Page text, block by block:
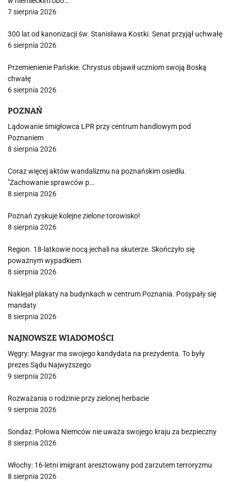
7 sierpnia 2026
300 lat od kanonizacji św. Stanisława Kostki. Senat przyjął uchwałę
6 sierpnia 2026
Przemienienie Pańskie. Chrystus objawił uczniom swoją Boską
chwałę
6 sierpnia 2026
POZNAŃ
Lądowanie śmigłowca LPR przy centrum handlowym pod
Poznaniem
8 sierpnia 2026
Coraz więcej aktów wandalizmu na poznańskim osiedlu.
"Zachowanie sprawców p…
8 sierpnia 2026
Poznań zyskuje kolejne zielone torowisko!
8 sierpnia 2026
Region. 18-latkowie nocą jechali na skuterze. Skończyło się
poważnym wypadkiem
8 sierpnia 2026
Naklejał plakaty na budynkach w centrum Poznania. Posypały się
mandaty
8 sierpnia 2026
NAJNOWSZE WIADOMOŚCI
Węgry: Magyar ma swojego kandydata na prezydenta. To były
prezes Sądu Najwyższego
9 sierpnia 2026
Rozważania o rodzinie przy zielonej herbacie
9 sierpnia 2026
Sondaż: Połowa Niemców nie uważa swojego kraju za bezpieczny
8 sierpnia 2026
Włochy: 16-letni imigrant aresztowany pod zarzutem terroryzmu
8 sierpnia 2026